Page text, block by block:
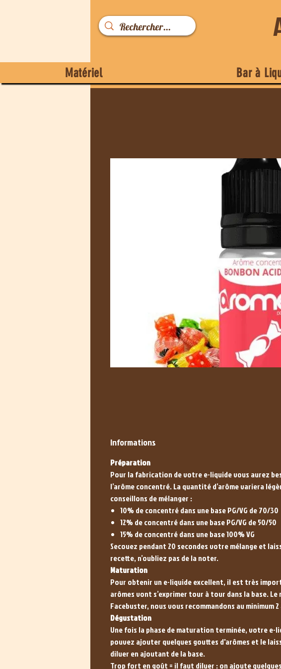
Matériel Bar à
Informations
Préparation
Pour la fabrication de votre e-liquide vous aurez
l’arôme concentré. La quantité d’arôme variera
conseillons de mélanger :
10% de concentré dans une base PG/VG de 70/30
12% de concentré dans une base PG/VG de 50/50
15% de concentré dans une base 100% VG
Secouez pendant 20 secondes votre mélange et
recette, n’oubliez pas de la noter.
Maturation
Pour obtenir un e-liquide excellent, il est très
arômes vont s’exprimer tour à tour dans la base.
Facebuster, nous vous recommandons au
Dégustation
Une fois la phase de maturation terminée, votre
pouvez ajouter quelques gouttes d'arômes et le
diluer en ajoutant de la base.
Trop fort en goût = il faut diluer : on ajoute